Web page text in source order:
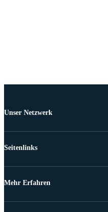
Unser Netzwerk
Seitenlinks
Mehr Erfahren